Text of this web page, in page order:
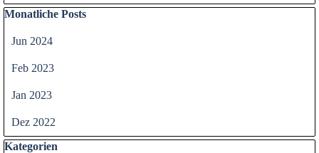
Block überspringen Monatliche Posts
Monatliche Posts
Jun 2024
Feb 2023
Jan 2023
Dez 2022
Block überspringen Kategorien
Kategorien